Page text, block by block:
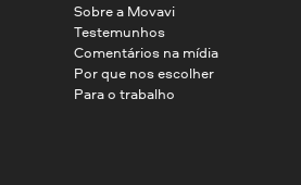
Sobre a Movavi
Testemunhos
Comentários na mídia
Por que nos escolher
Para o trabalho